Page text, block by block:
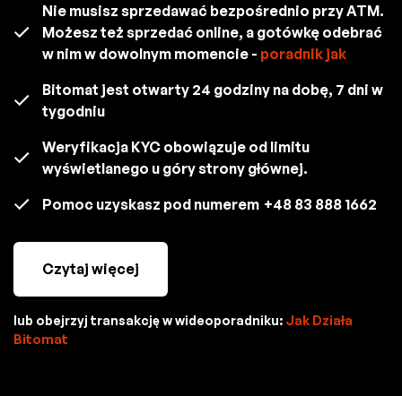
Nie musisz sprzedawać bezpośrednio przy ATM.
Możesz też sprzedać online, a gotówkę odebrać
w nim w dowolnym momencie - poradnik jak
Bitomat jest otwarty 24 godziny na dobę, 7 dni w
tygodniu
Weryfikacja KYC obowiązuje od limitu
wyświetlanego u góry strony głównej.
Pomoc uzyskasz pod numerem +48 83 888 1662
Czytaj więcej
lub obejrzyj transakcję w wideoporadniku: Jak Działa
Bitomat